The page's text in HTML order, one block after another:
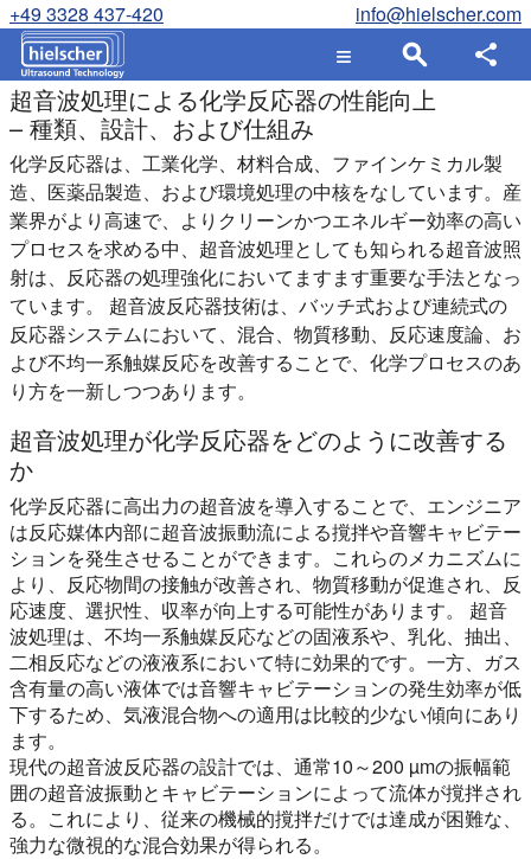
+49 3328 437-420 info@hielscher.com
超音波処理による化学反応器の性能向上
– 種類、設計、および仕組み
化学反応器は、工業化学、材料合成、ファインケミカル製
造、医薬品製造、および環境処理の中核をなしています。産
業界がより高速で、よりクリーンかつエネルギー効率の高い
プロセスを求める中、超音波処理としても知られる超音波照
射は、反応器の処理強化においてますます重要な手法となっ
ています。 超音波反応器技術は、バッチ式および連続式の
反応器システムにおいて、混合、物質移動、反応速度論、お
よび不均一系触媒反応を改善することで、化学プロセスのあ
り方を一新しつつあります。
超音波処理が化学反応器をどのように改善する
か
化学反応器に高出力の超音波を導入することで、エンジニア
は反応媒体内部に超音波振動流による撹拌や音響キャビテー
ションを発生させることができます。これらのメカニズムに
より、反応物間の接触が改善され、物質移動が促進され、反
応速度、選択性、収率が向上する可能性があります。 超音
波処理は、不均一系触媒反応などの固液系や、乳化、抽出、
二相反応などの液液系において特に効果的です。一方、ガス
含有量の高い液体では音響キャビテーションの発生効率が低
下するため、気液混合物への適用は比較的少ない傾向にあり
ます。
現代の超音波反応器の設計では、通常10～200 µmの振幅範
囲の超音波振動とキャビテーションによって流体が撹拌され
る。これにより、従来の機械的撹拌だけでは達成が困難な、
強力な微視的な混合効果が得られる。